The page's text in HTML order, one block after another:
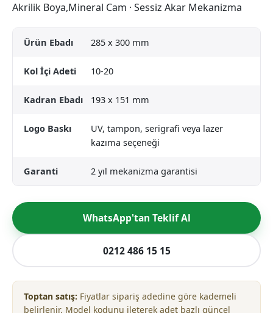
Akrilik Boya,Mineral Cam · Sessiz Akar Mekanizma
Ürün Ebadı 285 x 300 mm
Kol İçi Adeti 10-20
Kadran Ebadı 193 x 151 mm
Logo Baskı
UV, tampon, serigrafi veya lazer
kazıma seçeneği
Garanti 2 yıl mekanizma garantisi
WhatsApp'tan Teklif Al
0212 486 15 15
Toptan satış: Fiyatlar sipariş adedine göre kademeli
belirlenir. Model kodunu ileterek adet bazlı güncel